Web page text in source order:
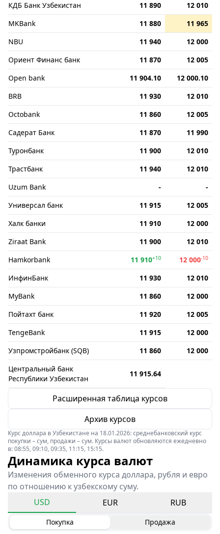
КДБ Банк Узбекистан
11 890
12 010
MKBank
11 880
11 965
NBU
11 940
12 000
Ориент Финанс банк
11 870
12 005
Open bank
11 904.10
12 000.10
BRB
11 930
12 010
Octobank
11 860
12 005
Садерат Банк
11 870
11 990
Туронбанк
11 900
12 010
Трастбанк
11 940
12 010
Uzum Bank
-
-
Универсал банк
11 915
12 005
Халк банки
11 910
12 000
Ziraat Bank
11 900
12 010
Hamkorbank
11 910+10 12 000-10
ИнфинБанк 11 930
12 010
MyBank
11 860
12 000
Пойтахт банк
11 920
12 005
TengeBank
11 915
12 000
Узпромстройбанк (SQB)
11 860
12 000
Центральный банк
Республики Узбекистан
11 915.64
Расширенная таблица курсов
Архив курсов
Курс доллара в Узбекистане на 18.01.2026: среднебанковский курс
покупки – сум, продажи – сум. Курсы валют обновляются ежедневно
в: 08:55, 09:10, 09:35, 11:15, 15:15.
Динамика курса валют
Изменения обменного курса доллара, рубля и евро
по отношению к узбекскому суму.
USD
EUR RUB
Покупка Продажа